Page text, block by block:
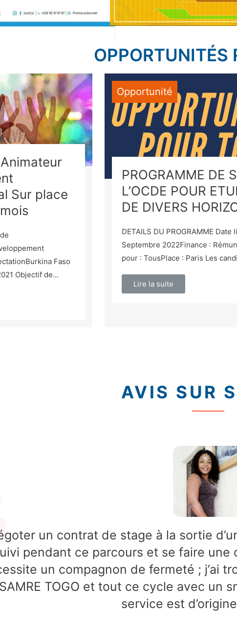
OPPORTUNITÉS
Sur place
Faso
Objectif de...
Opportunité
PROGRAMME DE
L’OCDE POUR
DE DIVERS
DETAILS DU PROGRAMME Date
Septembre 2022Finance :
pour : TousPlace : Paris Les
Lire la suite
AVIS SUR
un contrat de stage à la sortie
pendant ce parcours et se faire une
un compagnon de fermeté ; j’ai
SAMRE TOGO et tout ce cycle avec un
service est